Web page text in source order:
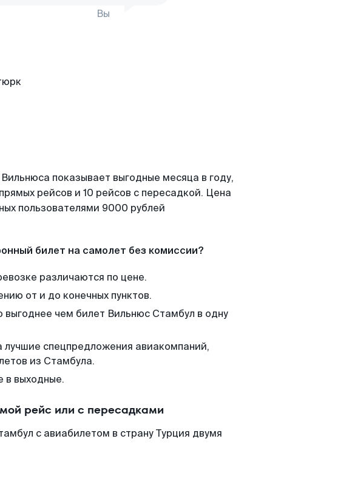
Вы
показывает выгодные месяца в году,
рейсов и 10 рейсов с пересадкой. Цена
пользователями 9000 рублей
билет на самолет без комиссии?
различаются по цене.
от и до конечных пунктов.
выгоднее чем билет Вильнюс Стамбул в одну
спецпредложения авиакомпаний,
из Стамбула.
в выходные.
рейс или с пересадками
с авиабилетом в страну Турция двумя